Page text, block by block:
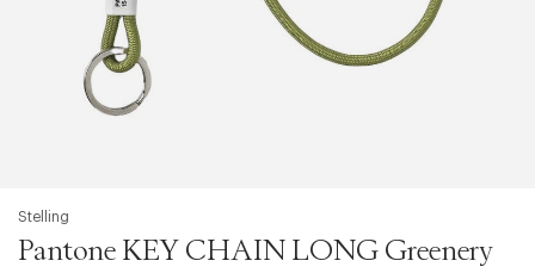
Stelling
Pantone KEY CHAIN LONG Greenery